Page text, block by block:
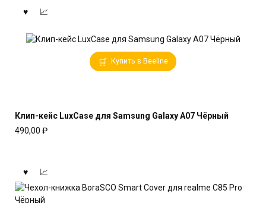
Купить в Beeline
Клип-кейс LuxCase для Samsung Galaxy A07 Чёрный
490,00 ₽